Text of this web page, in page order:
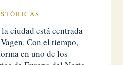
ciudad está centrada
Con el tiempo,
en uno de los